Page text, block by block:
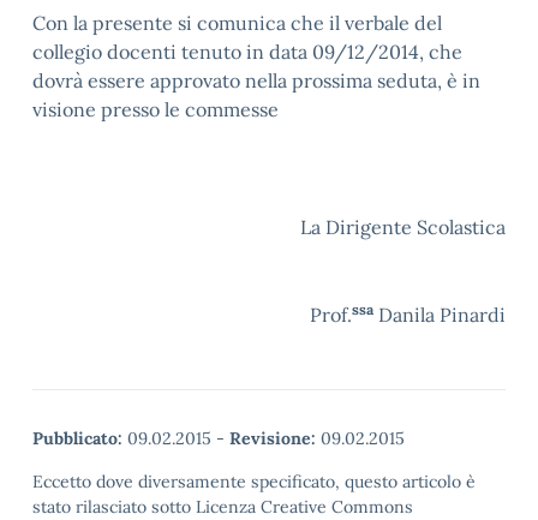
Con la presente si comunica che il verbale del
collegio docenti tenuto in data 09/12/2014, che
dovrà essere approvato nella prossima seduta, è in
visione presso le commesse
La Dirigente Scolastica
Prof.ssa Danila Pinardi
Pubblicato: 09.02.2015 - Revisione: 09.02.2015
Eccetto dove diversamente specificato, questo articolo è
stato rilasciato sotto Licenza Creative Commons